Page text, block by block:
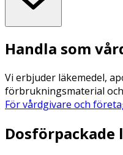
Handla som
Vi erbjuder läkemedel,
förbrukningsmaterial
För vårdgivare och
Dosförpackade